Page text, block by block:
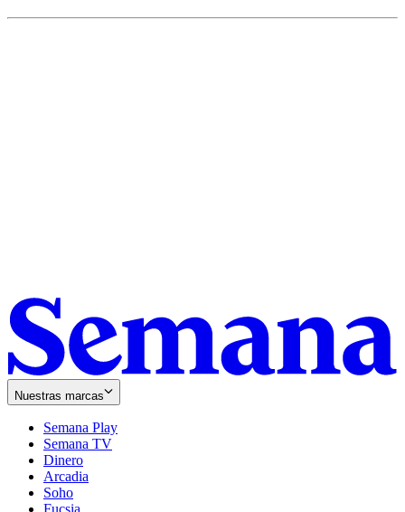
Nuestras marcas
Semana Play
Semana TV
Dinero
Arcadia
Soho